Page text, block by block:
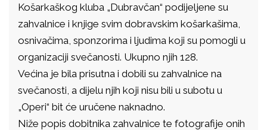
Košarkaškog kluba „Dubravčan“ podijeljene su
zahvalnice i knjige svim dobravskim košarkašima,
osnivačima, sponzorima i ljudima koji su pomogli u
organizaciji svečanosti. Ukupno njih 128.
Većina je bila prisutna i dobili su zahvalnice na
svečanosti, a dijelu njih koji nisu bili u subotu u
„Operi“ bit će uručene naknadno.
Niže popis dobitnika zahvalnice te fotografije onih